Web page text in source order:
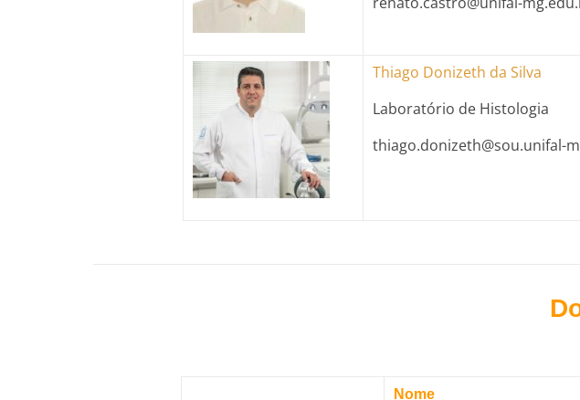
Thiago Donizeth da Silva
Laboratório de Histologia
thiago.donizeth@sou.unifal-
Nome